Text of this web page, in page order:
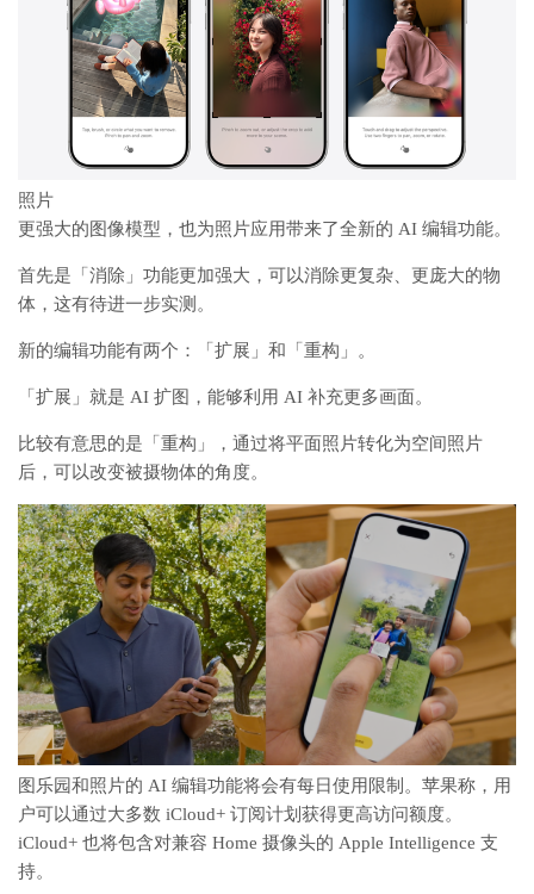
照片
更强大的图像模型，也为照片应用带来了全新的 AI 编辑功能。
首先是「消除」功能更加强大，可以消除更复杂、更庞大的物
体，这有待进一步实测。
新的编辑功能有两个：「扩展」和「重构」。
「扩展」就是 AI 扩图，能够利用 AI 补充更多画面。
比较有意思的是「重构」，通过将平面照片转化为空间照片
后，可以改变被摄物体的角度。
图乐园和照片的 AI 编辑功能将会有每日使用限制。苹果称，用
户可以通过大多数 iCloud+ 订阅计划获得更高访问额度。
iCloud+ 也将包含对兼容 Home 摄像头的 Apple Intelligence 支
持。